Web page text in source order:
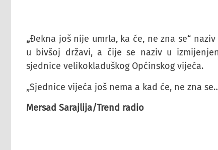
„Đekna još nije umrla, ka će, ne zna se“
u bivšoj državi, a čije se naziv u
sjednice velikokladuškog Općinskog vijeća.
„Sjednice vijeća još nema a kad će, ne zna
Mersad Sarajlija/Trend radio